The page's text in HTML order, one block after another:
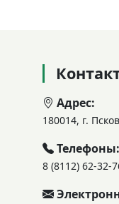
Адрес:
180014, г.
Телефоны:
8 (8112) 62-32-